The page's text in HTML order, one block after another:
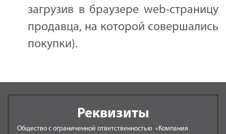
загрузив в браузере web-страницу
продавца, на которой совершались
покупки).
Реквизиты
Общество с ограниченной ответственностью «Компания